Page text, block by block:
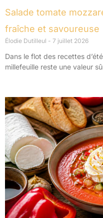
Salade tomate
fraîche et savoureuse
Élodie Dutilleul 7 juillet 2026
Dans le flot des recettes
millefeuille reste une valeur